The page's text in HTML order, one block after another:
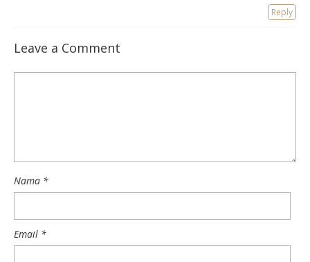
Reply
Leave a Comment
Nama *
Email *